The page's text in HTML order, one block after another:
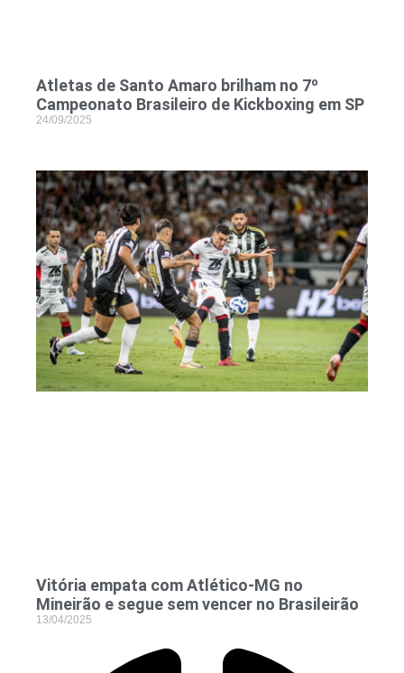
Atletas de Santo Amaro brilham no 7º
Campeonato Brasileiro de Kickboxing em SP
24/09/2025
Vitória empata com Atlético-MG no
Mineirão e segue sem vencer no Brasileirão
13/04/2025